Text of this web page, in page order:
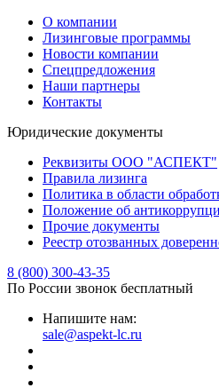
О компании
Лизинговые программы
Новости компании
Спецпредложения
Наши партнеры
Контакты
Юридические документы
Реквизиты ООО "АСПЕКТ"
Правила лизинга
Политика в области
Положение об
Прочие документы
Реестр отозванных
8 (800) 300-43-35
По России звонок бесплатный
Напишите нам:
sale@aspekt-lc.ru